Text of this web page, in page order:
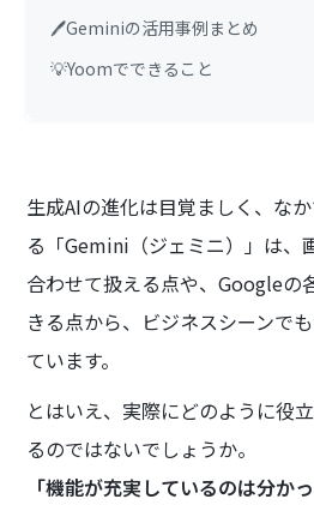
🖊️Geminiの活用事例まとめ
💡Yoomでできること
生成AIの進化は目覚ましく、な
る「Gemini（ジェミニ）」は、
合わせて扱える点や、Googleの
きる点から、ビジネスシーンで
ています。
とはいえ、実際にどのように役
るのではないでしょうか。
「機能が充実しているのは分か